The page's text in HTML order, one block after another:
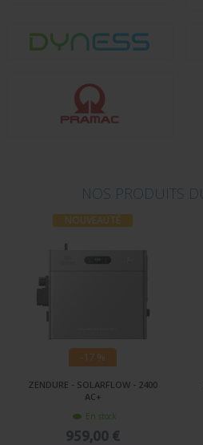
NOS PRODUITS
NOUVEAUTÉ
-17 %
ZENDURE - SOLARFLOW - 2400
AC+
En stock
959,00 €